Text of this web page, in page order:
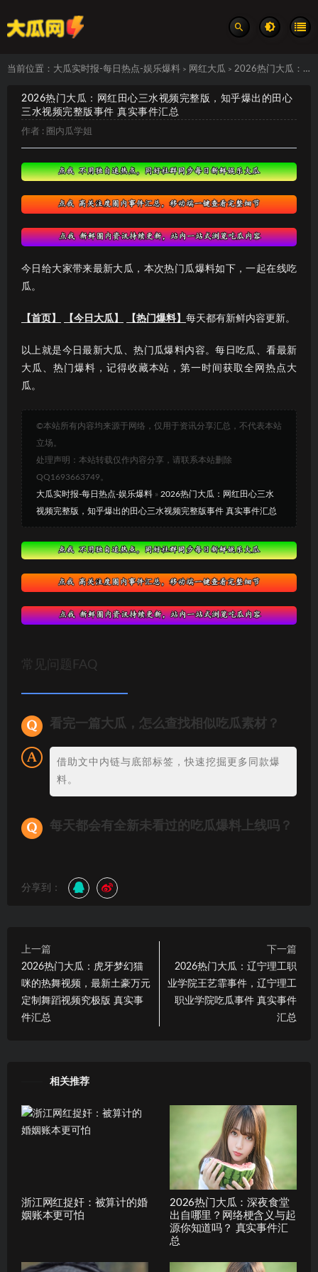
当前位置： 大瓜实时报-每日热点-娱乐爆料 > 网红大瓜 > 2026热门大瓜：网红田心三水视频完整版，知乎爆出的田心三水视频完整版事件 真实事件汇总
2026热门大瓜：网红田心三水视频完整版，知乎爆出的田心
三水视频完整版事件 真实事件汇总
作者 : 圈内瓜学姐
今日给大家带来最新大瓜，本次热门瓜爆料如下，一起在线吃
瓜。
【首页】 【今日大瓜】 【热门爆料】 每天都有新鲜内容更新。
以上就是今日最新大瓜、热门瓜爆料内容。每日吃瓜、看最新
大瓜、热门爆料，记得收藏本站，第一时间获取全网热点大
瓜。
©本站所有内容均来源于网络，仅用于资讯分享汇总，不代表本站
立场。
处理声明：本站转载仅作内容分享，请联系本站删除
QQ1693663749。
大瓜实时报-每日热点-娱乐爆料 » 2026热门大瓜：网红田心三水
视频完整版，知乎爆出的田心三水视频完整版事件 真实事件汇总
常见问题FAQ
看完一篇大瓜，怎么查找相似吃瓜素材？
借助文中内链与底部标签，快速挖掘更多同款爆
料。
每天都会有全新未看过的吃瓜爆料上线吗？
分享到：
上一篇
2026热门大瓜：虎牙梦幻猫
咪的热舞视频，最新土豪万元
定制舞蹈视频究极版 真实事
件汇总
下一篇
2026热门大瓜：辽宁理工职
业学院王艺霏事件，辽宁理工
职业学院吃瓜事件 真实事件
汇总
相关推荐
浙江网红捉奸：被算计的婚
姻账本更可怕
2026热门大瓜：深夜食堂
出自哪里？网络梗含义与起
源你知道吗？ 真实事件汇
总